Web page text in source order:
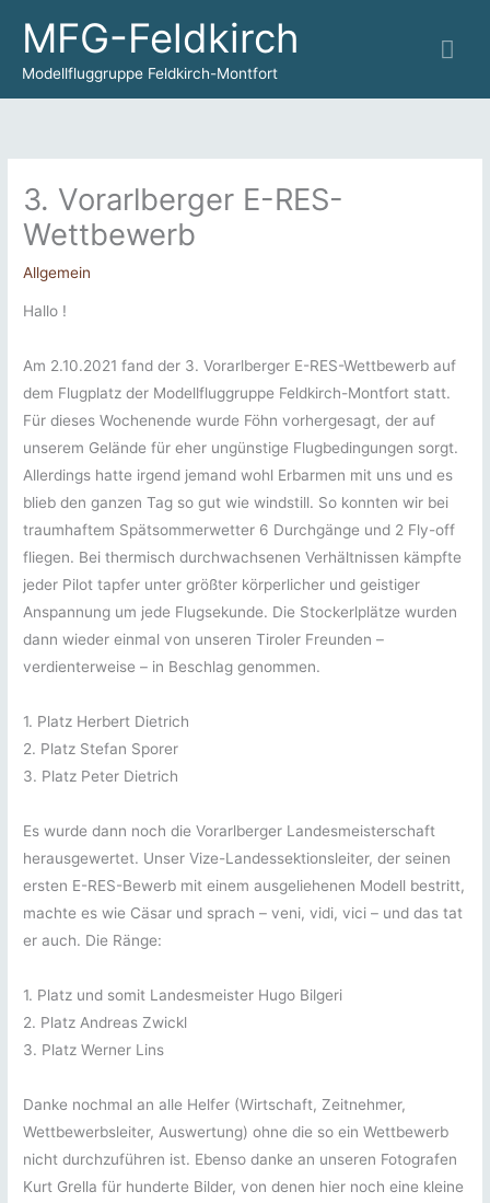
Inhalt
springen
MFG-Feldkirch
Modellfluggruppe Feldkirch-Montfort
3. Vorarlberger E-RES-
Wettbewerb
Allgemein
Hallo !
Am 2.10.2021 fand der 3. Vorarlberger E-RES-Wettbewerb auf
dem Flugplatz der Modellfluggruppe Feldkirch-Montfort statt.
Für dieses Wochenende wurde Föhn vorhergesagt, der auf
unserem Gelände für eher ungünstige Flugbedingungen sorgt.
Allerdings hatte irgend jemand wohl Erbarmen mit uns und es
blieb den ganzen Tag so gut wie windstill. So konnten wir bei
traumhaftem Spätsommerwetter 6 Durchgänge und 2 Fly-off
fliegen. Bei thermisch durchwachsenen Verhältnissen kämpfte
jeder Pilot tapfer unter größter körperlicher und geistiger
Anspannung um jede Flugsekunde. Die Stockerlplätze wurden
dann wieder einmal von unseren Tiroler Freunden –
verdienterweise – in Beschlag genommen.
1. Platz Herbert Dietrich
2. Platz Stefan Sporer
3. Platz Peter Dietrich
Es wurde dann noch die Vorarlberger Landesmeisterschaft
herausgewertet. Unser Vize-Landessektionsleiter, der seinen
ersten E-RES-Bewerb mit einem ausgeliehenen Modell bestritt,
machte es wie Cäsar und sprach – veni, vidi, vici – und das tat
er auch. Die Ränge:
1. Platz und somit Landesmeister Hugo Bilgeri
2. Platz Andreas Zwickl
3. Platz Werner Lins
Danke nochmal an alle Helfer (Wirtschaft, Zeitnehmer,
Wettbewerbsleiter, Auswertung) ohne die so ein Wettbewerb
nicht durchzuführen ist. Ebenso danke an unseren Fotografen
Kurt Grella für hunderte Bilder, von denen hier noch eine kleine